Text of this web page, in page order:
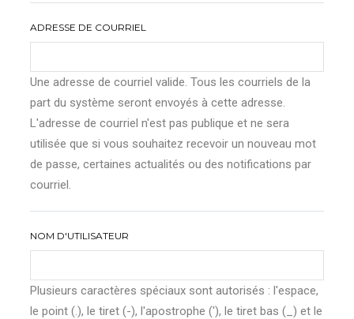
ADRESSE DE COURRIEL
Une adresse de courriel valide. Tous les courriels de la
part du système seront envoyés à cette adresse.
L'adresse de courriel n'est pas publique et ne sera
utilisée que si vous souhaitez recevoir un nouveau mot
de passe, certaines actualités ou des notifications par
courriel.
NOM D'UTILISATEUR
Plusieurs caractères spéciaux sont autorisés : l'espace,
le point (.), le tiret (-), l'apostrophe ('), le tiret bas (_) et le